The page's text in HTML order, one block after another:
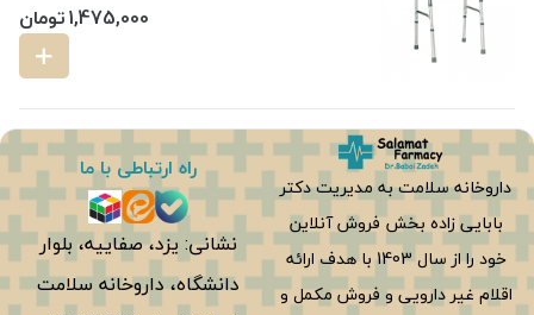
1,475,000تومان
داروخانه سلامت به مدیریت دکتر
بابایی زاده بخش فروش آنلاین
خود را از سال 1403 با هدف ارائه
اقلام غیر دارویی و فروش مکمل و
راه ارتباطی با ما
نشانی: یزد، صفاییه، بلوار
دانشگاه، داروخانه سلامت